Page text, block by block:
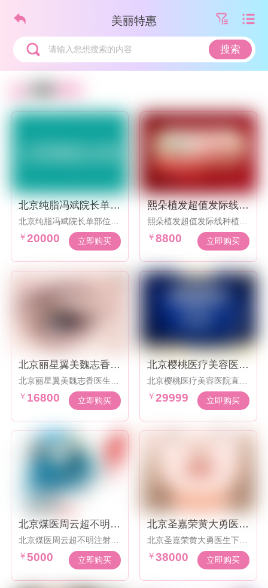
美丽特惠
请输入您想搜索的内容 搜索
北京纯脂冯斌院长单部
位吸脂20000起
北京纯脂冯斌院长单部位吸
脂20000起，每年限量100
台手术
￥20000 立即购买
熙朵植发超值发际线种
植2000单元8800元
熙朵植发超值发际线种植20
00单元8800元，超显微植
发
￥8800 立即购买
北京丽星翼美魏志香医
生双眼皮修复16800起
北京丽星翼美魏志香医生双
眼皮修复16800起，效果怎
么样
￥ 16800 立即购买
北京樱桃医疗美容医院
直腿术29999元起
北京樱桃医疗美容医院直腿
术29999元起， 效果显著口
碑佳
￥29999 立即购买
北京煤医周云超不明注
射物取出奥美定等500
0元起
北京煤医周云超不明注射物
取出奥美定等效果显著多层
减张缝合技术，减少术后瘢
￥5000 立即购买
北京圣嘉荣黄大勇医生
下颌角优惠活动38000
元起
北京圣嘉荣黄大勇医生下颌
角优惠活动38000元起，线
条自然流畅
￥38000 立即购买